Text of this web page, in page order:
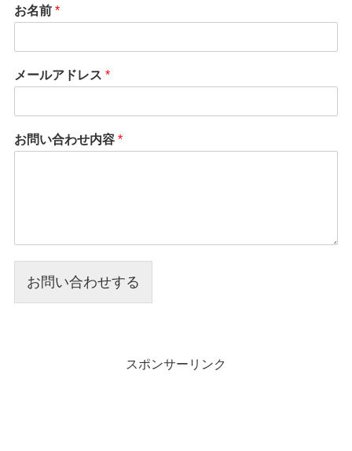
お名前 *
メールアドレス *
お問い合わせ内容 *
お問い合わせする
スポンサーリンク